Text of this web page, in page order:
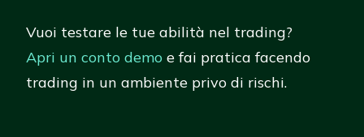
Vuoi testare le tue abilità nel trading?
Apri un conto demo e fai pratica facendo
trading in un ambiente privo di rischi.